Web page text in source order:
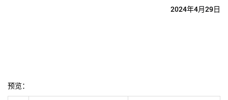
2024年4月29日
预览：